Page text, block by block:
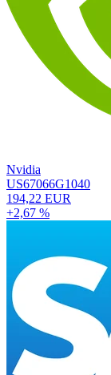
Nvidia
US67066G1040
194,22 EUR
+2,67 %